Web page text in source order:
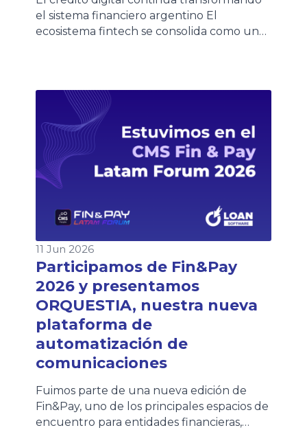
el sistema financiero argentino El
ecosistema fintech se consolida como uno
elaborado por el ITBA y la Cámara
Argentina Fintech, más de 8,1 millones de
personas ya acceden a crédito fintech en
[…]
11 Jun 2026
Participamos de Fin&Pay
2026 y presentamos
ORQUESTIA, nuestra nueva
plataforma de
automatización de
comunicaciones
Fuimos parte de una nueva edición de
Fin&Pay, uno de los principales espacios de
encuentro para entidades financieras,